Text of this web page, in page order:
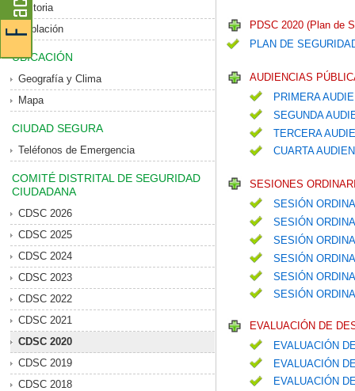
Historia
Población
UBICACIÓN
Geografía y Clima
Mapa
CIUDAD SEGURA
Teléfonos de Emergencia
COMITÉ DISTRITAL DE SEGURIDAD
CIUDADANA
CDSC 2026
CDSC 2025
CDSC 2024
CDSC 2023
CDSC 2022
CDSC 2021
CDSC 2020
CDSC 2019
CDSC 2018
PDSC 2020 (Plan de
PLAN DE
AUDIENCIAS
PRIMERA
SEGUNDA
TERCERA
CUARTA
SESIONES
SESIÓN
SESIÓN
SESIÓN
SESIÓN
SESIÓN
SESIÓN
EVALUACIÓN DE
EVALUACIÓN
EVALUACIÓN
EVALUACIÓN